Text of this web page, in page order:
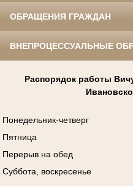
ОБРАЩЕНИЯ ГРАЖДАН
ВНЕПРОЦЕССУАЛЬНЫЕ
Распорядок работы
Понедельник-четверг
Пятница
Перерыв на обед
Суббота, воскресенье